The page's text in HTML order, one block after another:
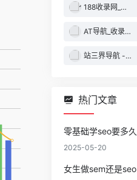
188收录网_网站收录-友情链接交换-网址收录-自动秒收录
AT导航_收录网_免费收录网站_自动收录网_秒收录
站三界导航 - 网站目录,网址提交,分类目录,网站大全,名站导航之家
热门文章
零基础学seo要多久
2025-05-20
女生做sem还是seo